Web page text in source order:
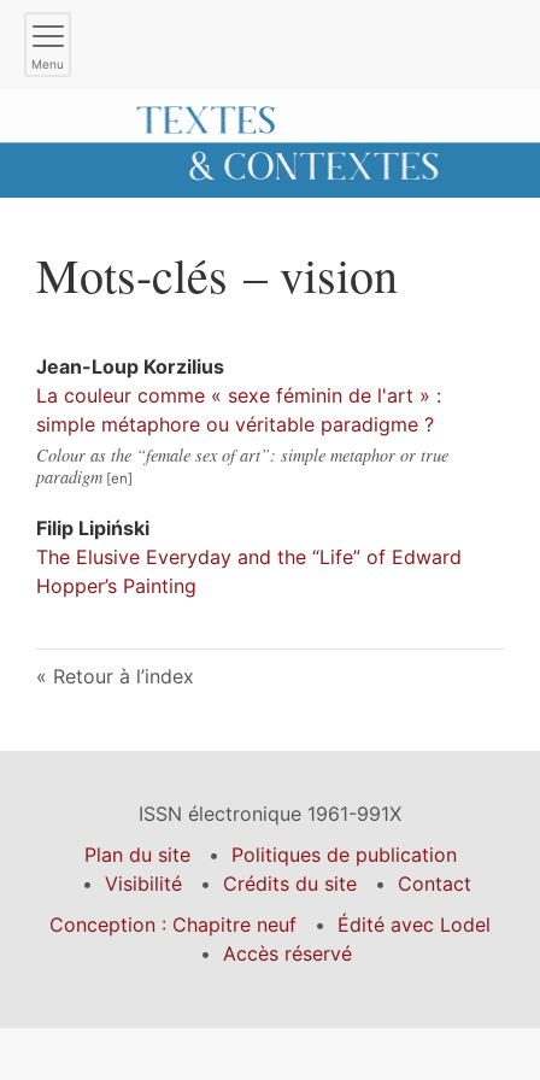
Menu
Mots-clés – vision
Jean-Loup Korzilius
La couleur comme « sexe féminin de l'art » :
simple métaphore ou véritable paradigme ?
Colour as the “female sex of art”: simple metaphor or true
paradigm
Filip Lipiński
The Elusive Everyday and the “Life” of Edward
Hopper’s Painting
Retour à l’index
ISSN électronique 1961-991X
Plan du site
Politiques de publication
Visibilité
Crédits du site
Contact
Conception : Chapitre neuf
Édité avec Lodel
Accès réservé